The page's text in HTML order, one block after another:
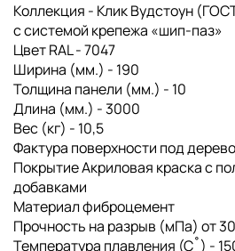
Коллекция - Клик Вудстоун
с системой крепежа «шип-паз»
Цвет RAL - 7047
Ширина (мм.) - 190
Толщина панели (мм.) - 10
Длина (мм.) - 3000
Вес (кг) - 10,5
Фактура поверхности под дерево
Покрытие Акриловая краска с
добавками
Материал фиброцемент
Прочность на разрыв (мПа) от
Температура плавления (С˚) -